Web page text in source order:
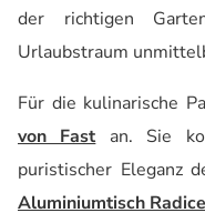
der richtigen
Urlaubstraum
Für die kulinarische
von Fast an. Sie
puristischer Eleganz
Aluminiumtisch Radice